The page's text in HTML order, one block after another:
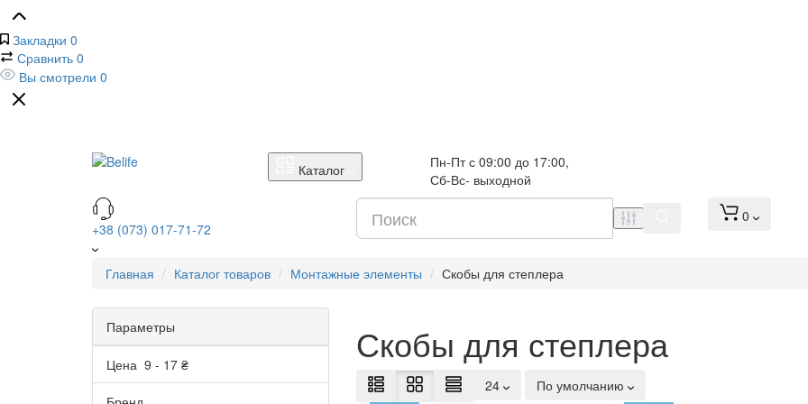
Закладки 0
Сравнить 0
Вы смотрели 0
Каталог
Пн-Пт с 09:00 до 17:00,
Сб-Вс- выходной
+38 (073) 017-71-72
0
Главная Каталог товаров Монтажные элементы Скобы для степлера
Параметры
Цена 9 - 17 ₴ Скобы для степлера
24
По умолчанию